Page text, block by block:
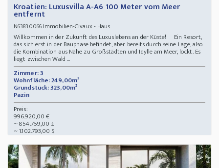
Kroatien: Luxusvilla A-A6 100 Meter vom Meer
entfernt
N63830066Immobilien-Civaux - Haus
Willkommen in der Zukunft des Luxuslebens an der Küste! Ein Resort,
das sich erst in der Bauphase befindet, aber bereits durch seine Lage, also
die Kombination aus Nähe zu Großstädten und Idylle am Meer, lockt. Es
liegt zwischen Wald ...
Zimmer: 3
Wohnfläche: 249,00m²
Grundstück: 323,00m²
Pazin
Preis:
996.920,00 €
~ 854.759,00 £
~ 1.102.793,00 $